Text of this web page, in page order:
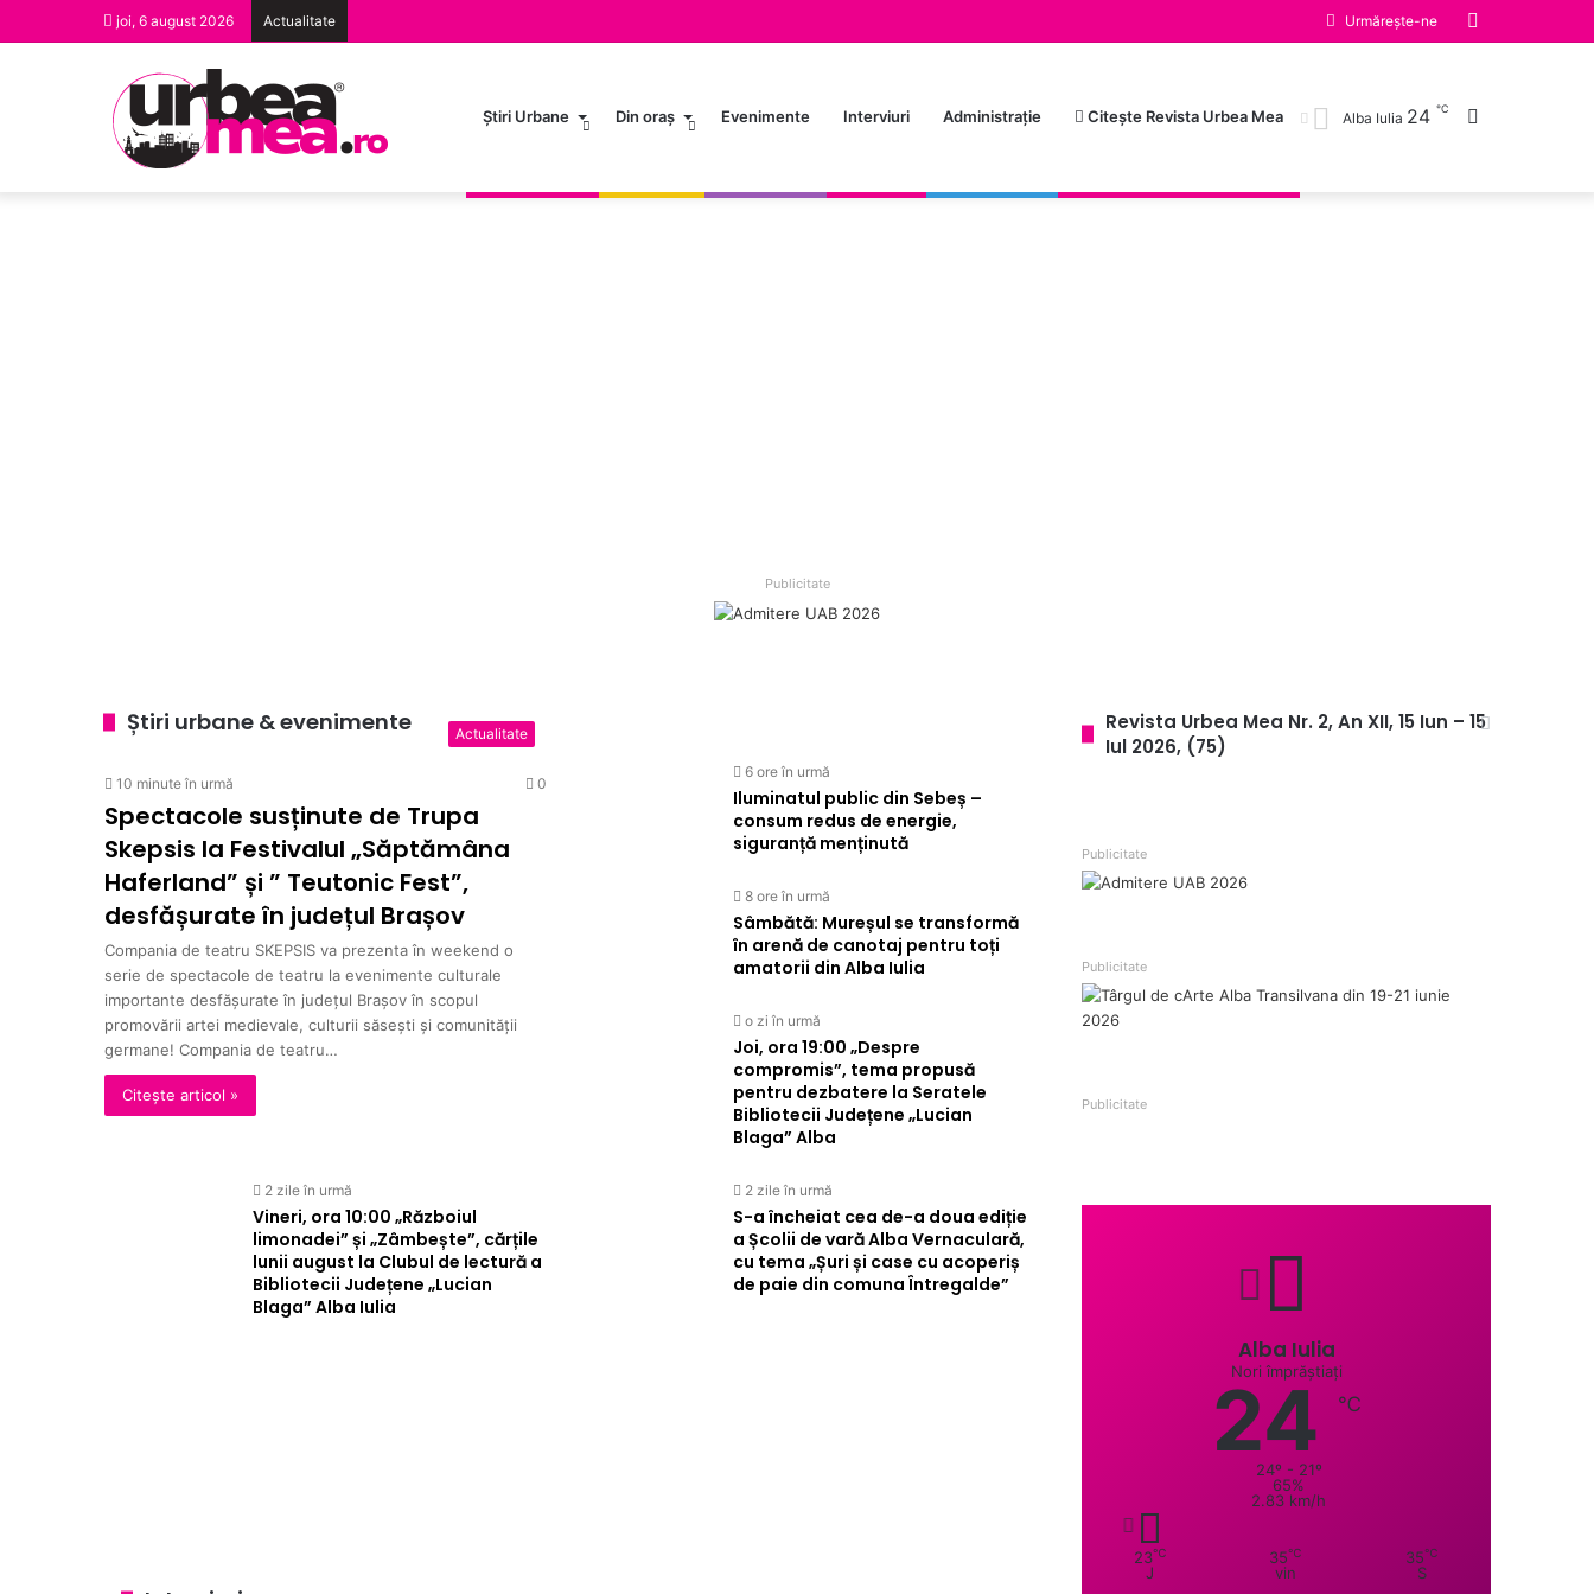
joi, 6 august 2026 Actualitate Urmărește-ne
Ştiri Urbane Din oraș Evenimente Interviuri Administrație Citește Revista Urbea Mea Alba Iulia 24 ℃
Publicitate
Spectacole susținute de Trupa Skepsis la Festivalul „Săptămâna
Iluminatul public din Sebeș – consum redus de energie, siguranță
Sâmbătă: Mureșul se transformă în arenă de canotaj pentru toți
Joi, ora 19:00 „Despre compromis”, tema propusă pentru dezbatere la
Știri urbane & evenimente Actualitate
10 minute în urmă 0
Spectacole susținute de Trupa
Skepsis la Festivalul „Săptămâna
Haferland” și ” Teutonic Fest”,
desfășurate în județul Brașov
Compania de teatru SKEPSIS va prezenta în weekend o
serie de spectacole de teatru la evenimente culturale
importante desfășurate în județul Brașov în scopul
promovării artei medievale, culturii săsești și comunității
germane! Compania de teatru…
Citește articol »
6 ore în urmă
Iluminatul public din Sebeș –
consum redus de energie,
siguranță menținută
8 ore în urmă
Sâmbătă: Mureșul se transformă
în arenă de canotaj pentru toți
amatorii din Alba Iulia
o zi în urmă
Joi, ora 19:00 „Despre
compromis”, tema propusă
pentru dezbatere la Seratele
Bibliotecii Județene „Lucian
Blaga” Alba
2 zile în urmă
Vineri, ora 10:00 „Războiul
limonadei” și „Zâmbește”, cărțile
lunii august la Clubul de lectură a
Bibliotecii Județene „Lucian
Blaga” Alba Iulia
2 zile în urmă
S-a încheiat cea de-a doua ediție
a Școlii de vară Alba Vernaculară,
cu tema „Șuri și case cu acoperiș
de paie din comuna Întregalde”
Revista Urbea Mea Nr. 2, An XII, 15 Iun – 15
Iul 2026, (75)
Publicitate
Publicitate
Publicitate
Alba Iulia
Nori împrăștiați
24 ℃
24º - 21º
65%
2.83 km/h
23℃
J
35℃
vin
35℃
S